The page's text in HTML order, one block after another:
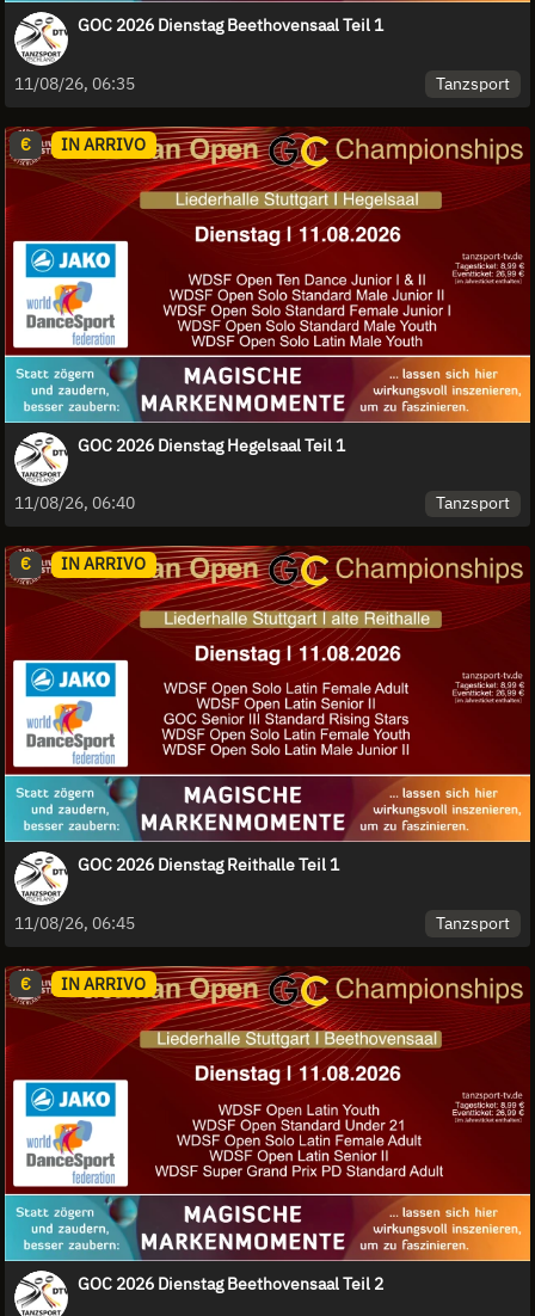
GOC 2026 Dienstag Beethovensaal Teil 1
11/08/26, 06:35 Tanzsport
€ IN ARRIVO
GOC 2026 Dienstag Hegelsaal Teil 1
11/08/26, 06:40 Tanzsport
€ IN ARRIVO
GOC 2026 Dienstag Reithalle Teil 1
11/08/26, 06:45 Tanzsport
€ IN ARRIVO
GOC 2026 Dienstag Beethovensaal Teil 2